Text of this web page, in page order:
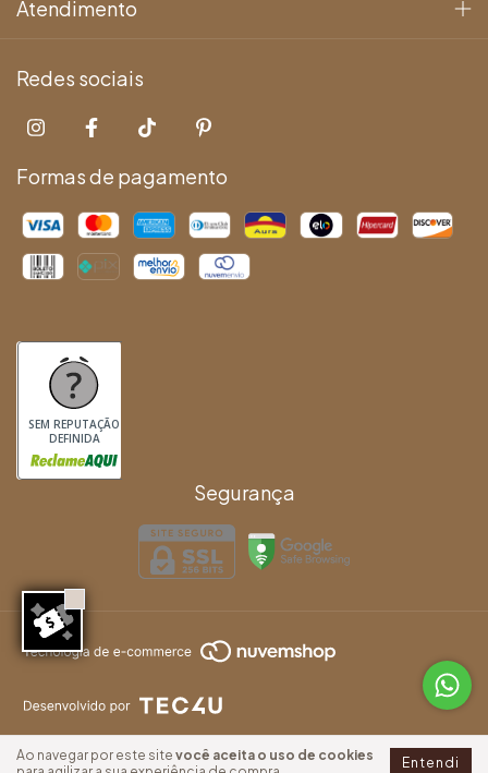
Ao navegar por este site você aceita o uso de cookies
Entendi
Atendimento
Redes sociais
Formas de pagamento
SEM REPUTAÇÃO
DEFINIDA
Segurança